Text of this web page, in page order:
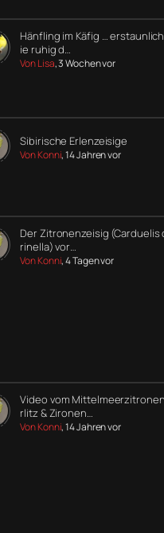
Hänfling im Käfig …
ie ruhig d…
Von Lisa, 3 Wochen vor
Sibirische Erlenzeisige
Von Konni, 14 Jahren vor
Der Zitronenzeisig (Carduelis
rinella) vor…
Von Konni, 4 Tagen vor
Video vom
rlitz & Zironen…
Von Konni, 14 Jahren vor